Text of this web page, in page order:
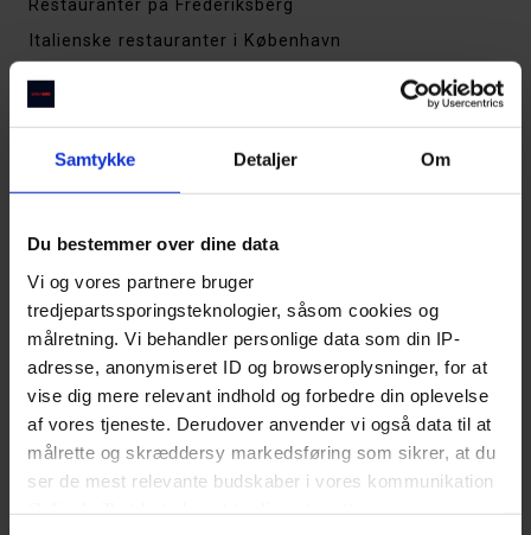
Samtykke Detaljer Om
Du bestemmer over dine data
Vi og vores partnere bruger
tredjepartssporingsteknologier, såsom cookies og
målretning. Vi behandler personlige data som din IP-
adresse, anonymiseret ID og browseroplysninger, for at
vise dig mere relevant indhold og forbedre din oplevelse
af vores tjeneste. Derudover anvender vi også data til at
målrette og skræddersy markedsføring som sikrer, at du
ser de mest relevante budskaber i vores kommunikation
Restauranter på Frederiksberg
Italienske restauranter i København
Restauranter på Vesterbro
Steakhouses i København
Thai restauranter i København
Restauranter på Amager
Restauranter på Nørrebro
Sushirestauranter i København
Cocktailbarer i København
Indiske restauranter i København
Tapas & spanske spisesteder i København
Restauranter i Indre By